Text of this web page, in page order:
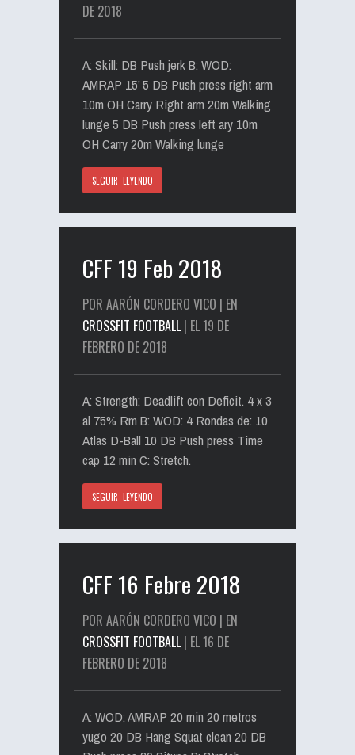
DE 2018
A: Skill: DB Push jerk B: WOD:
AMRAP 15’ 5 DB Push press right arm
10m OH Carry Right arm 20m Walking
lunge 5 DB Push press left ary 10m
OH Carry 20m Walking lunge
SEGUIR LEYENDO
CFF 19 Feb 2018
POR AARÓN CORDERO VICO | EN
CROSSFIT FOOTBALL | EL 19 DE
FEBRERO DE 2018
A: Strength: Deadlift con Deficit. 4 x 3
al 75% Rm B: WOD: 4 Rondas de: 10
Atlas D-Ball 10 DB Push press Time
cap 12 min C: Stretch.
SEGUIR LEYENDO
CFF 16 Febre 2018
POR AARÓN CORDERO VICO | EN
CROSSFIT FOOTBALL | EL 16 DE
FEBRERO DE 2018
A: WOD: AMRAP 20 min 20 metros
yugo 20 DB Hang Squat clean 20 DB